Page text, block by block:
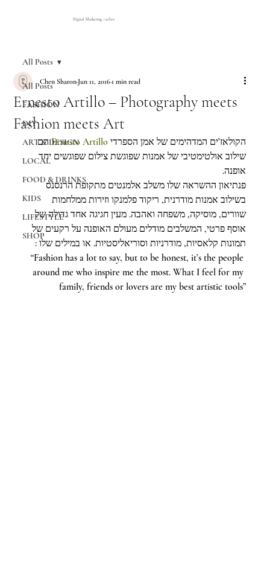
Digital Marketing Atelier
All Posts
FASHION
DIY
ART & DESIGN
LOCAL
FOOD & DRINKS
KIDS
LIFESTYLE
SHOP
All Posts
Ernesto Artillo – Photography meets
Fashion meets Art
Chen SharonJun 11, 20161 min read
הקולאז’ים המדהימים של אמן הספרדי Ernesto Artillo הם
שילוב אולטימטיבי של אמנות שפוגשת צילום שפוגשים יחד
אופנה.
פנתיאון ההשראה שלו משלב אלמנטים מתקופת הרנסנס
בשילוב אמנות מודרנית, ריקוד פלמנקו וזירות ממלחמות
שוורים, מוסיקה, משפחה ואהבה. מעין חגיגה אחד גדולה של
אוסף פרטי, המשלבים מודלים מעולם האופנה על רקעים של
תמונות קלאסיות, מודרניות וסוריאליסטיות. או במילים שלו :
“Fashion has a lot to say, but to be honest, it’s the people
around me who inspire me the most. What I feel for my
family, friends or lovers are my best artistic tools”